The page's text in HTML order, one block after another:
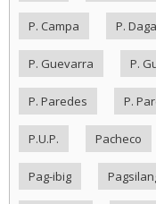
P. Campa P.
P. Guevarra P.
P. Paredes P.
P.U.P. Pacheco
Pag-ibig